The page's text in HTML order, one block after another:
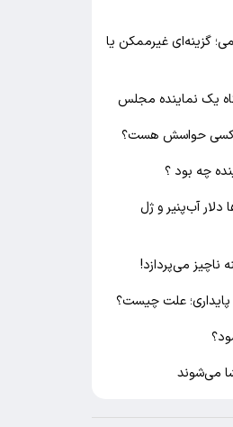
گزینه‌ای غیرممکن یا
یک نماینده مجلس
چه بود ؟
آب‌پنیر و ژل
ناچیز می‌پردازد!
پایداری؛ علت چیست؟
می‌شوند